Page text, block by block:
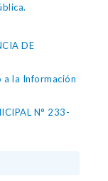
DE
a la Información
N° 233-